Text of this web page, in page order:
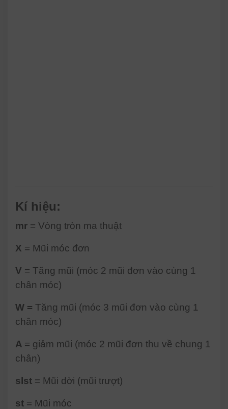
Kí hiệu:
mr = Vòng tròn ma thuật
X = Mũi móc đơn
V = Tăng mũi (móc 2 mũi đơn vào cùng 1
chân móc)
W = Tăng mũi (móc 3 mũi đơn vào cùng 1
chân móc)
A = giảm mũi (móc 2 mũi đơn thu về chung 1
chân)
slst = Mũi dời (mũi trượt)
st = Mũi móc